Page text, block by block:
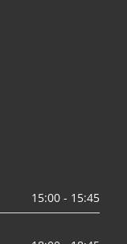
15:00 - 15:45